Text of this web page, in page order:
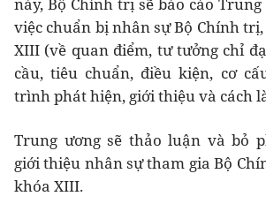
này, Bộ Chính trị sẽ báo cáo
việc chuẩn bị nhân sự Bộ Chính
XIII (về quan điểm, tư tưởng chỉ
cầu, tiêu chuẩn, điều kiện, cơ
trình phát hiện, giới thiệu và cách
Trung ương sẽ thảo luận và bỏ
giới thiệu nhân sự tham gia Bộ
khóa XIII.